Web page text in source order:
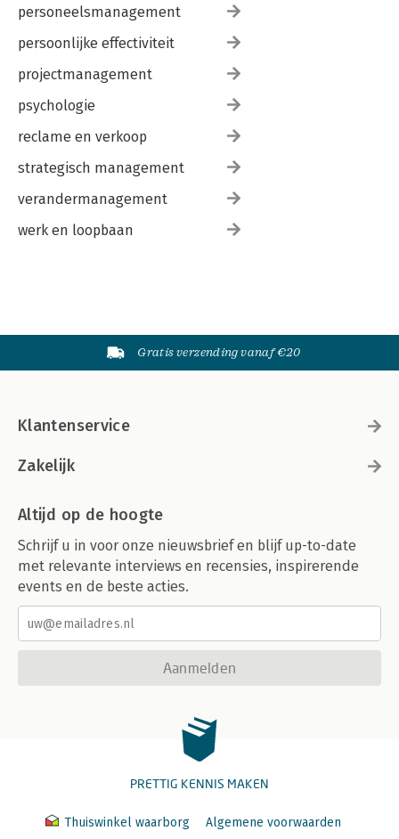
personeelsmanagement
persoonlijke effectiviteit
projectmanagement
psychologie
reclame en verkoop
strategisch management
verandermanagement
werk en loopbaan
Gratis verzending vanaf €20
Klantenservice
Zakelijk
Altijd op de hoogte
Schrijf u in voor onze nieuwsbrief en blijf up-to-date
met relevante interviews en recensies, inspirerende
events en de beste acties.
Aanmelden
PRETTIG KENNIS MAKEN
Thuiswinkel waarborg Algemene voorwaarden